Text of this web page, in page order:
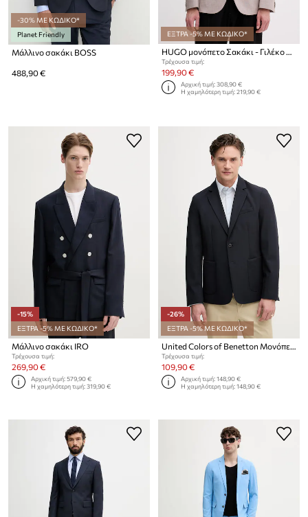
-30% ΜΕ ΚΩΔΙΚΟ*
Planet Friendly
Μάλλινο σακάκι BOSS
488,90 €
ΕΞΤΡΑ -5% ΜΕ ΚΩΔΙΚΟ*
HUGO μονόπετο Σακάκι - Γιλέκο Ανδρικό με πρόσμιξη λινού Arti253X
Τρέχουσα τιμή:
199,90 €
Αρχική τιμή:308,90 €
Η χαμηλότερη τιμή:219,90 €
-15%
ΕΞΤΡΑ -5% ΜΕ ΚΩΔΙΚΟ*
Μάλλινο σακάκι IRO
Τρέχουσα τιμή:
269,90 €
Αρχική τιμή:579,90 €
Η χαμηλότερη τιμή:319,90 €
-26%
ΕΞΤΡΑ -5% ΜΕ ΚΩΔΙΚΟ*
United Colors of Benetton Μονόπετο σακάκι Ανδρικό
Τρέχουσα τιμή:
109,90 €
Αρχική τιμή:148,90 €
Η χαμηλότερη τιμή:148,90 €